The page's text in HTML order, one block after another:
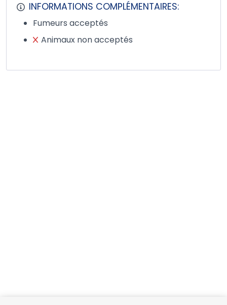
INFORMATIONS COMPLÉMENTAIRES:
Fumeurs acceptés
Animaux non acceptés